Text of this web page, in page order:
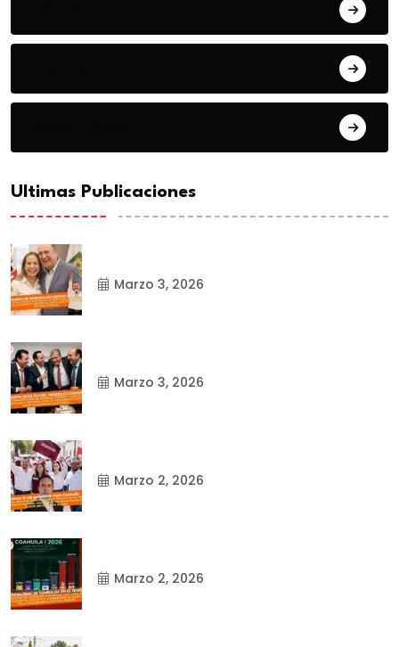
Ultimas Publicaciones
Marzo 3, 2026
Marzo 3, 2026
Marzo 2, 2026
Marzo 2, 2026